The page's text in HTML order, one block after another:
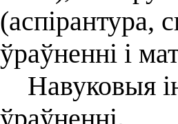
ўраўненні і
Навуковыя